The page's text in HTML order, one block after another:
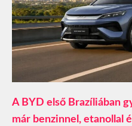
A BYD első Brazíliában
már benzinnel, etanollal